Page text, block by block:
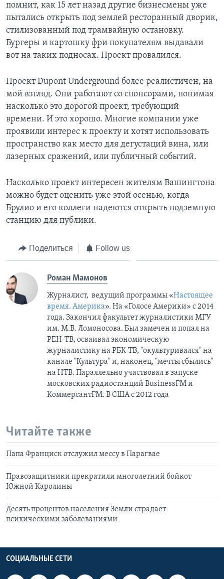
помнит, как 15 лет назад другие бизнесмены уже
пытались открыть под землей ресторанный дворик,
стилизованный под трамвайную остановку.
Бургеры и картошку фри покупателям выдавали
вот на таких подносах. Проект провалился.
Проект Dupont Underground более реалистичен, на
мой взгляд. Они работают со спонсорами, понимая
насколько это дорогой проект, требующий
времени. И это хорошо. Многие компании уже
проявили интерес к проекту и хотят использовать
пространство как место для дегустаций вина, или
лазерных сражений, или публичный событий.
Насколько проект интересен жителям Вашингтона
можно будет оценить уже этой осенью, когда
Брулио и его коллеги надеются открыть подземную
станцию для публики.
Поделиться Follow us
Роман Мамонов
Журналист, ведущий программы «Настоящее
время. Америка». На «Голосе Америки» с 2014
года. Закончил факультет журналистики МГУ
им. М.В. Ломоносова. Был замечен и попал на
РЕН-ТВ, осваивал экономическую
журналистику на РБК-ТВ, "окультуривался" на
канале "Культура" и, наконец, "мечты сбылись"
на НТВ. Параллельно участвовал в запуске
московских радиостанций BusinessFM и
КоммерсантFM. В США с 2012 года
Читайте также
Папа Франциск отслужил мессу в Парагвае
Правозащитники прекратили многолетний бойкот
Южной Каролины
Десять процентов населения Земли страдает
психическими заболеваниями
СОЦИАЛЬНЫЕ СЕТИ